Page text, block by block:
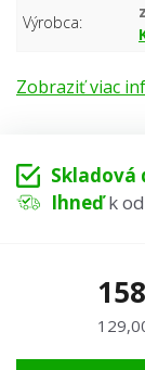
Výrobca:
Zobraziť viac
Skladová
Ihneďk